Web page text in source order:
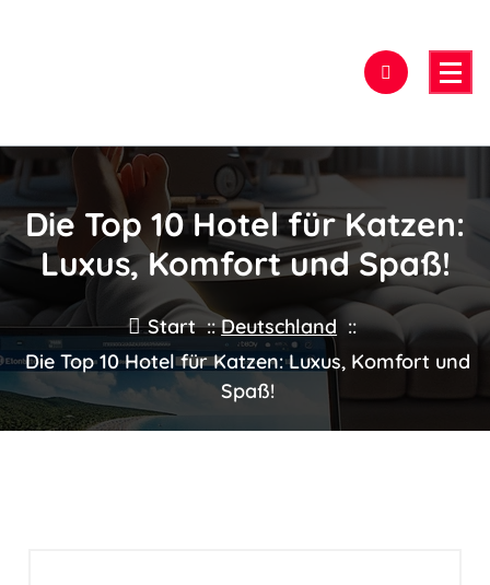
Die Top 10 Hotel für Katzen:
Luxus, Komfort und Spaß!
Start ::Deutschland ::
Die Top 10 Hotel für Katzen: Luxus, Komfort und
Spaß!